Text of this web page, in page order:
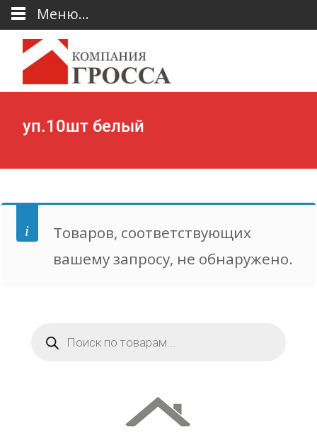
уп.10шт белый
Товаров, соответствующих
вашему запросу, не обнаружено.
товаров
Меню...